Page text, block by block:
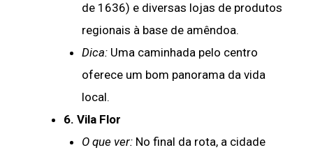
de 1636) e diversas lojas de produtos
regionais à base de amêndoa.
Dica:Uma caminhada pelo centro
oferece um bom panorama da vida
local.
6. Vila Flor
O que ver:No final da rota, a cidade